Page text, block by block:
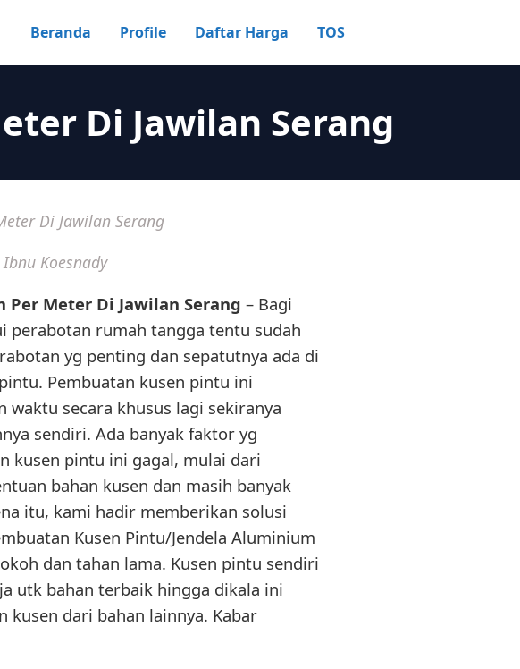
Beranda Profile Daftar Harga TOS
Di Jawilan Serang
Di Jawilan Serang
Koesnady
Meter Di Jawilan Serang – Bagi
perabotan rumah tangga tentu sudah
yg penting dan sepatutnya ada di
Pembuatan kusen pintu ini
waktu secara khusus lagi sekiranya
sendiri. Ada banyak faktor yg
kusen pintu ini gagal, mulai dari
bahan kusen dan masih banyak
itu, kami hadir memberikan solusi
Kusen Pintu/Jendela Aluminium
dan tahan lama. Kusen pintu sendiri
utk bahan terbaik hingga dikala ini
dari bahan lainnya. Kabar